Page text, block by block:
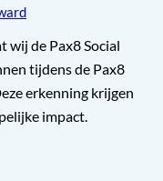
wij de Pax8 Social
tijdens de Pax8
erkenning krijgen
impact.